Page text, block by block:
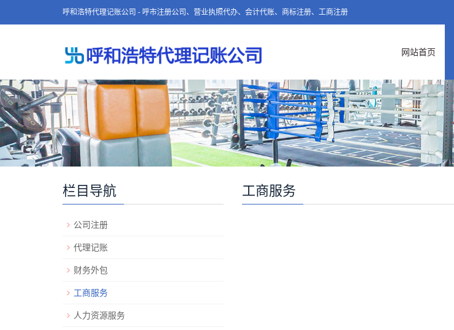
呼和浩特代理记账公司 - 呼市注册公司、营业执照代办、会计代账、商标注册、工商注册
网站首页
工商服务
栏目导航
公司注册
代理记账
财务外包
工商服务
人力资源服务